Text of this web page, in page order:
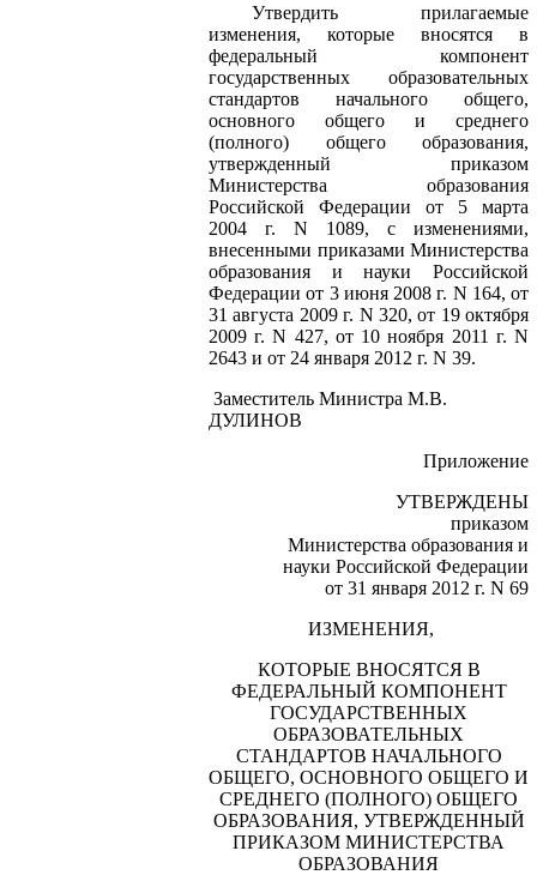
Утвердить прилагаемые
изменения, которые вносятся в
федеральный компонент
государственных образовательных
стандартов начального общего,
основного общего и среднего
(полного) общего образования,
утвержденный приказом
Министерства образования
Российской Федерации от 5 марта
2004 г. N 1089, с изменениями,
внесенными приказами Министерства
образования и науки Российской
Федерации от 3 июня 2008 г. N 164, от
31 августа 2009 г. N 320, от 19 октября
2009 г. N 427, от 10 ноября 2011 г. N
2643 и от 24 января 2012 г. N 39.
Заместитель Министра М.В.
ДУЛИНОВ
Приложение
УТВЕРЖДЕНЫ
приказом
Министерства образования и
науки Российской Федерации
от 31 января 2012 г. N 69
ИЗМЕНЕНИЯ,
КОТОРЫЕ ВНОСЯТСЯ В
ФЕДЕРАЛЬНЫЙ КОМПОНЕНТ
ГОСУДАРСТВЕННЫХ
ОБРАЗОВАТЕЛЬНЫХ
СТАНДАРТОВ НАЧАЛЬНОГО
ОБЩЕГО, ОСНОВНОГО ОБЩЕГО И
СРЕДНЕГО (ПОЛНОГО) ОБЩЕГО
ОБРАЗОВАНИЯ, УТВЕРЖДЕННЫЙ
ПРИКАЗОМ МИНИСТЕРСТВА
ОБРАЗОВАНИЯ